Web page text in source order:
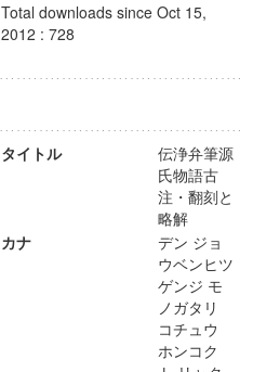
Total downloads since Oct 15,
2012 : 728
タイトル
伝浄弁筆源
氏物語古
注・翻刻と
略解
カナ
デン ジョ
ウベンヒツ
ゲンジ モ
ノガタリ
コチュウ
ホンコク